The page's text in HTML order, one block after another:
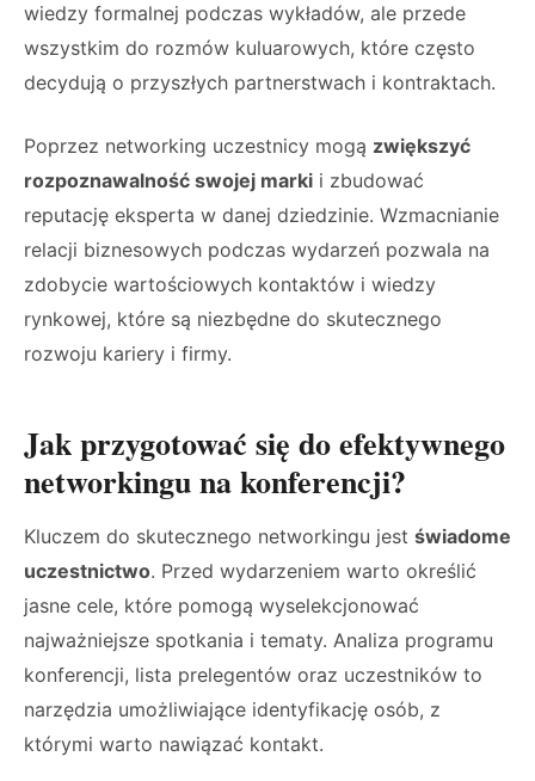
wiedzy formalnej podczas wykładów, ale przede
wszystkim do rozmów kuluarowych, które często
decydują o przyszłych partnerstwach i kontraktach.
Poprzez networking uczestnicy mogą zwiększyć
rozpoznawalność swojej marki i zbudować
reputację eksperta w danej dziedzinie. Wzmacnianie
relacji biznesowych podczas wydarzeń pozwala na
zdobycie wartościowych kontaktów i wiedzy
rynkowej, które są niezbędne do skutecznego
rozwoju kariery i firmy.
Jak przygotować się do efektywnego
networkingu na konferencji?
Kluczem do skutecznego networkingu jest świadome
uczestnictwo. Przed wydarzeniem warto określić
jasne cele, które pomogą wyselekcjonować
najważniejsze spotkania i tematy. Analiza programu
konferencji, lista prelegentów oraz uczestników to
narzędzia umożliwiające identyfikację osób, z
którymi warto nawiązać kontakt.